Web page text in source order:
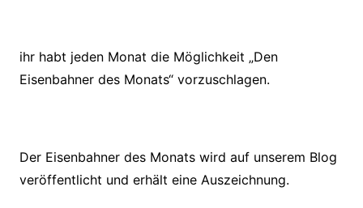
ihr habt jeden Monat die Möglichkeit „Den
Eisenbahner des Monats“ vorzuschlagen.
Der Eisenbahner des Monats wird auf unserem Blog
veröffentlicht und erhält eine Auszeichnung.